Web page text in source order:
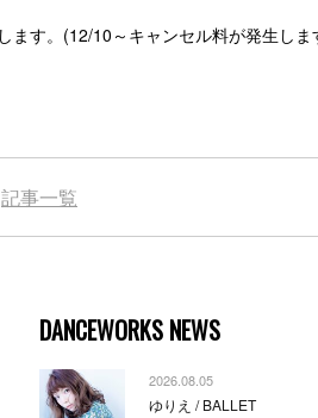
ます。(12/10～キャンセル料が発生しま
記事一覧
DANCEWORKS NEWS
2026.08.05
ゆりえ / BALLET